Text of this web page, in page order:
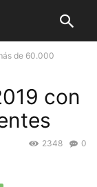
de 60.000
con
0
2348